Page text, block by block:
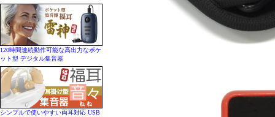
120時間連続動作可能な高出力なポケ
ット型 デジタル集音器
シンプルで使いやすい両耳対応 USB